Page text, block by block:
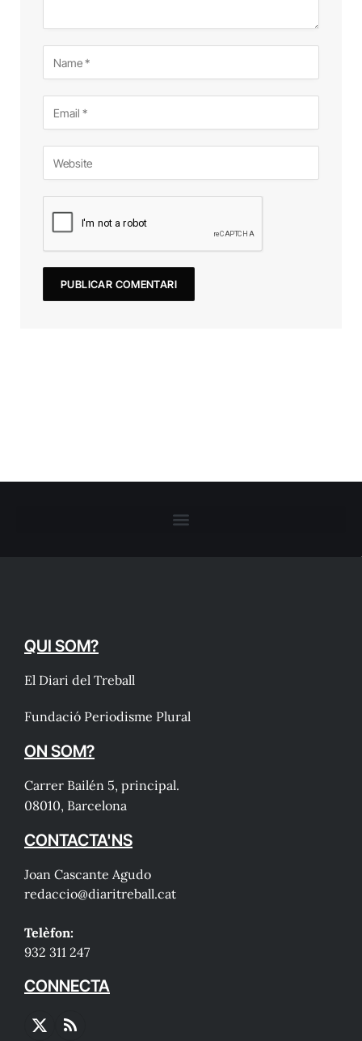
QUI SOM?
El Diari del Treball
Fundació Periodisme Plural
ON SOM?
Carrer Bailén 5, principal.
08010, Barcelona
CONTACTA'NS
Joan Cascante Agudo
redaccio@diaritreball.cat
Telèfon:
932 311 247
CONNECTA
X
RSS